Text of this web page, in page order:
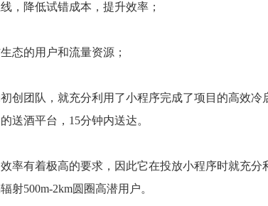
，降低试错成本，提升效率；
态的用户和流量资源；
创团队，就充分利用了小程序完成了项目的高效
送酒平台，15分钟内送达。
率有着极高的要求，因此它在投放小程序时就充分
射500m-2km圆圈高潜用户。